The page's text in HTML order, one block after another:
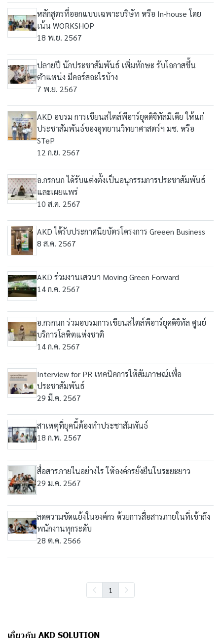
หลักสูตรที่ออกแบบเฉพาะบริษัท หรือ In-house โดย
เน้น WORKSHOP
18 พ.ย. 2567
ปลายปี นักประชาสัมพันธ์ เพิ่มทักษะ รับโอกาสขึ้น
ตำแหน่ง มีคอร์สอะไรบ้าง
7 พ.ย. 2567
AKD อบรม การเขียนสไตล์พีอาร์ยุคดิจิทัลมีเดีย ให้แก่
ประชาสัมพันธ์ของอุทยานวิทยาศาสตร์ฯ มช. หรือ
STeP
12 ก.ย. 2567
อ.กรกนก ได้รับแต่งตั้งเป็นอนุกรรมการประชาสัมพันธ์
และเผยแพร่
10 ส.ค. 2567
AKD ได้รับประกาศนียบัตรโครงการ Greeen Business
8 ส.ค. 2567
AKD ร่วมงานเสวนา Moving Green Forward
14 ก.ค. 2567
อ.กรกนก ร่วมอบรมการเขียนสไตล์พีอาร์ยุคดิจิทัล ศูนย์
บริการโลหิตแห่งชาติ
14 ก.ค. 2567
Interview for PR เทคนิคการให้สัมภาษณ์เพื่อ
ประชาสัมพันธ์
29 มี.ค. 2567
สาเหตุที่ยุคนี้ต้องทำประชาสัมพันธ์
18 ก.พ. 2567
สื่อสารภายในอย่างไร ให้องค์กรยั่งยืนในระยะยาว
29 ม.ค. 2567
ลดความขัดแย้งในองค์กร ด้วยการสื่อสารภายในที่เข้าถึง
พนักงานทุกระดับ
28 ต.ค. 2566
1
เกี่ยวกับ AKD SOLUTION